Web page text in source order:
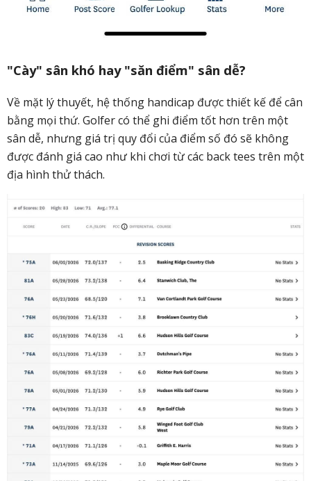
"Cày" sân khó hay "săn điểm" sân dễ?
Về mặt lý thuyết, hệ thống handicap được thiết kế để cân
bằng mọi thứ. Golfer có thể ghi điểm tốt hơn trên một
sân dễ, nhưng giá trị quy đổi của điểm số đó sẽ không
được đánh giá cao như khi chơi từ các back tees trên một
địa hình thử thách.